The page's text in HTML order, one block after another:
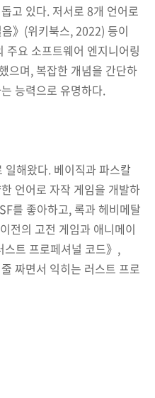
고 있다. 저서로 8개 언어로
》(위키북스, 2022) 등이
주요 소프트웨어 엔지니어링
으며, 복잡한 개념을 간단하
능력으로 유명하다.
해왔다. 베이직과 파스칼
언어로 자작 게임을 개발하
를 좋아하고, 록과 헤비메탈
전의 고전 게임과 애니메이
트 프로페셔널 코드》,
짜면서 익히는 러스트 프로